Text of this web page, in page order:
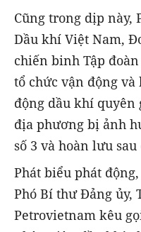
Cũng trong dịp này,
Dầu khí Việt Nam,
chiến binh Tập
tổ chức vận động
động dầu khí quyên
địa phương bị ảnh
số 3 và hoàn lưu
Phát biểu phát
Phó Bí thư Đảng ủy,
Petrovietnam kêu